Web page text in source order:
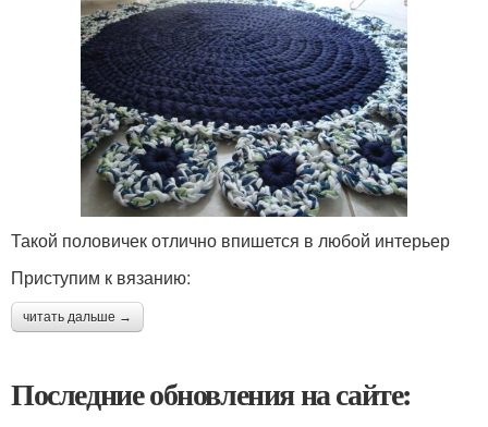
Такой половичек отлично впишется в любой интерьер
Приступим к вязанию:
читать дальше →
Последние обновления на сайте: